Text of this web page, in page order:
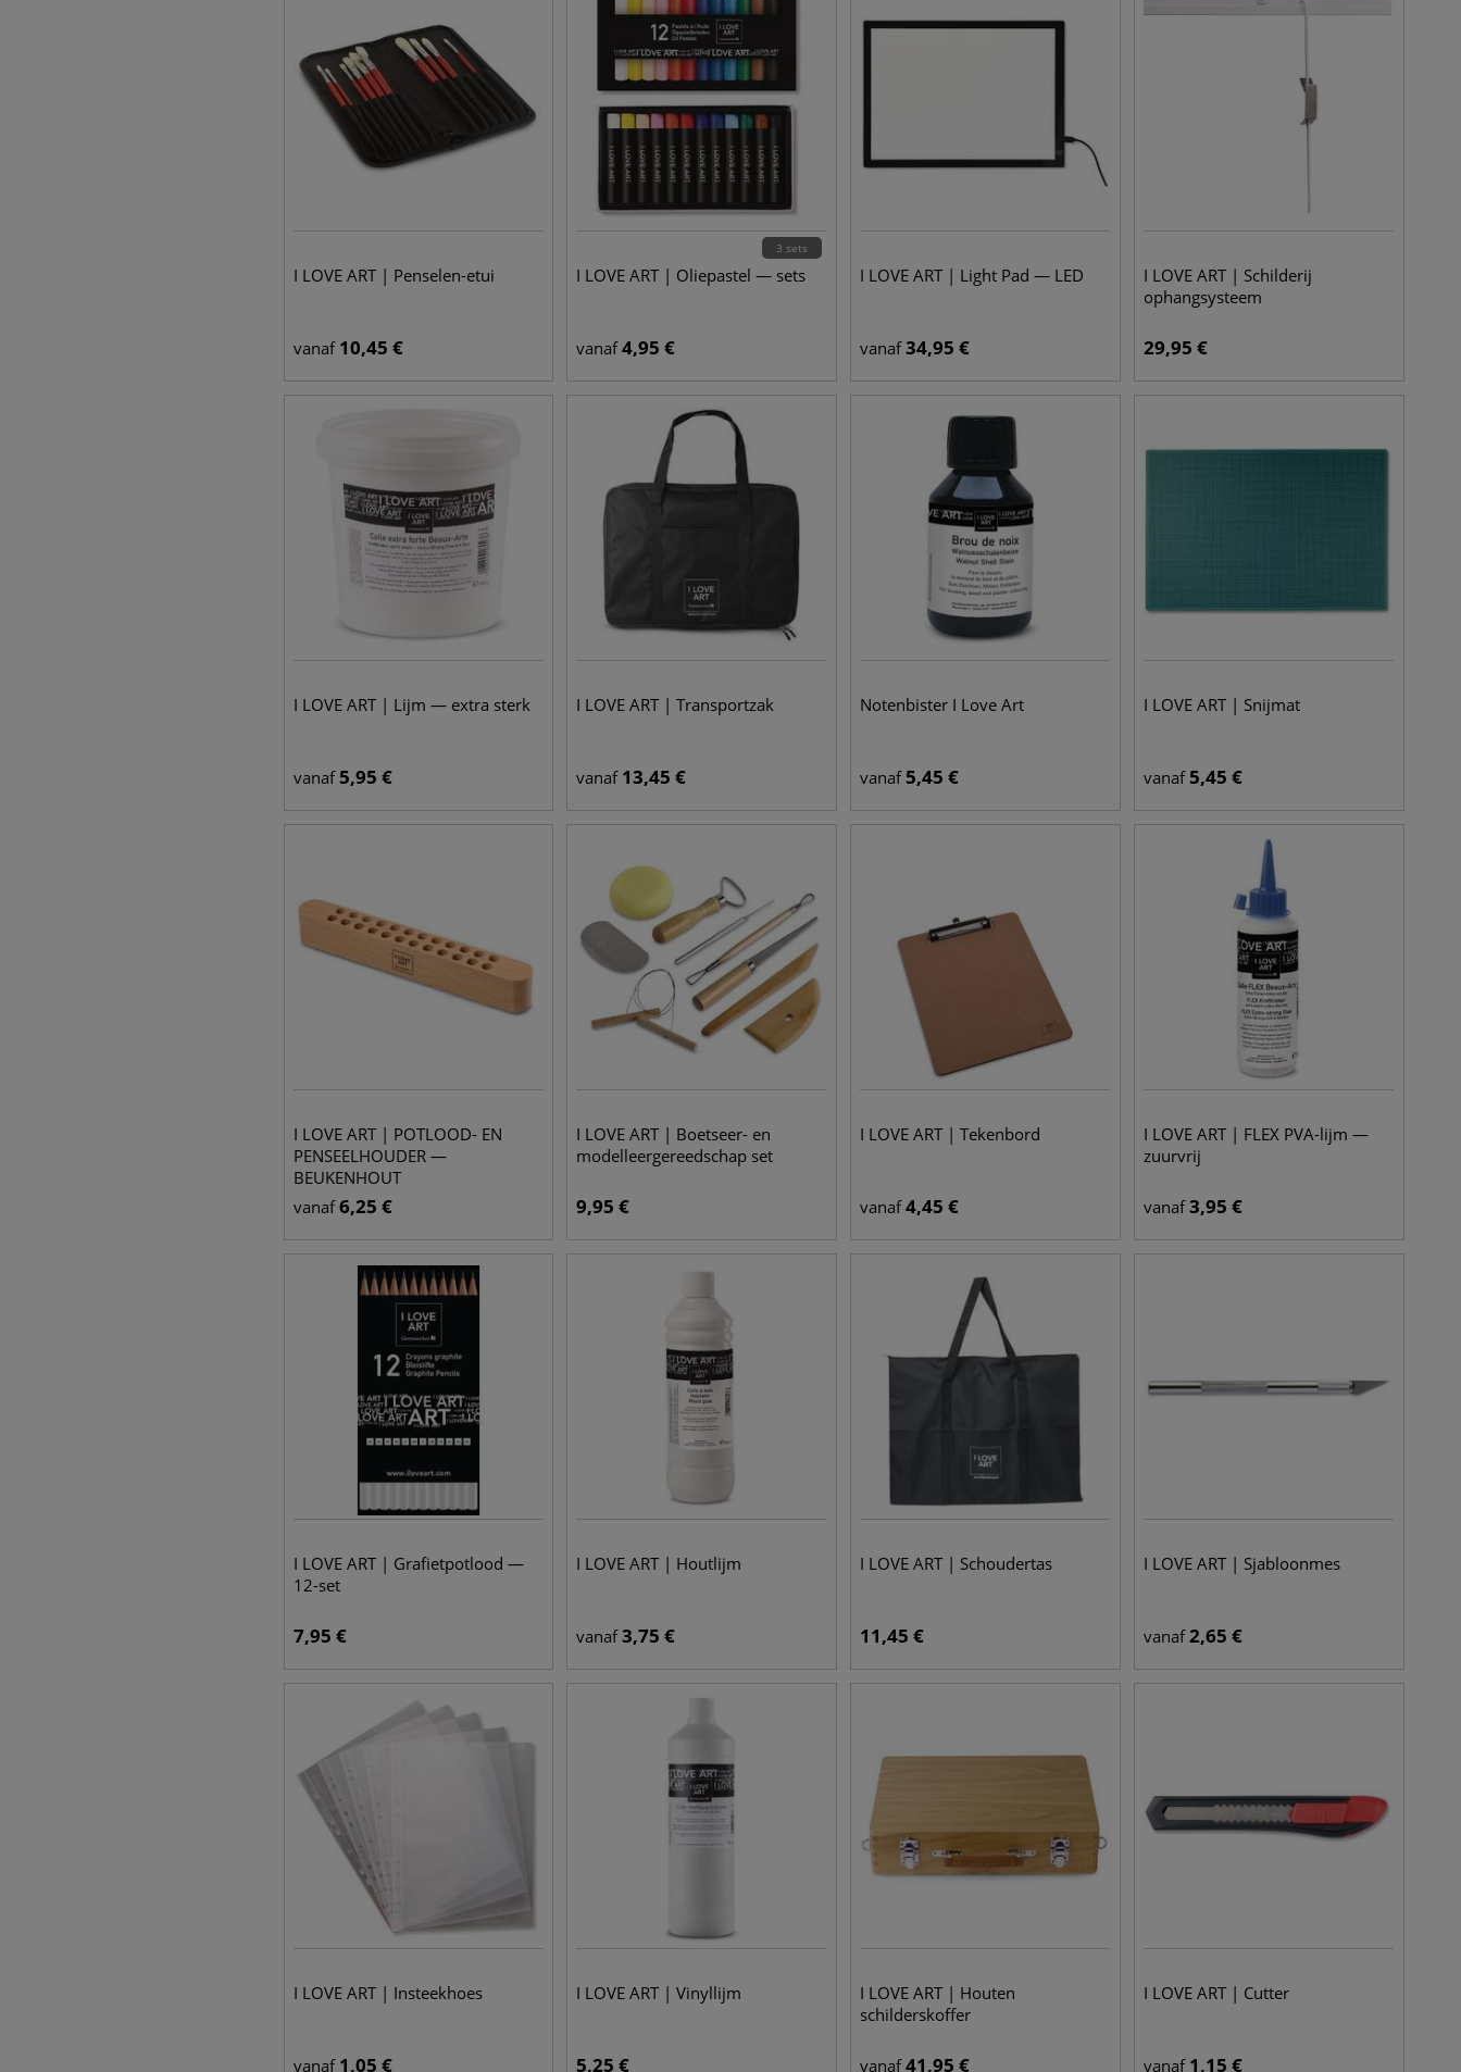
I LOVE ART | Penselen-etui
vanaf 10,45 €
3 sets
I LOVE ART | Oliepastel — sets
vanaf 4,95 €
I LOVE ART | Light Pad — LED
vanaf 34,95 €
I LOVE ART | Schilderij
ophangsysteem
29,95 €
I LOVE ART | Lijm — extra sterk
vanaf 5,95 €
I LOVE ART | Transportzak
vanaf 13,45 €
Notenbister I Love Art
vanaf 5,45 €
I LOVE ART | Snijmat
vanaf 5,45 €
I LOVE ART | POTLOOD- EN
PENSEELHOUDER —
BEUKENHOUT
vanaf 6,25 €
I LOVE ART | Boetseer- en
modelleergereedschap set
9,95 €
I LOVE ART | Tekenbord
vanaf 4,45 €
I LOVE ART | FLEX PVA-lijm —
zuurvrij
vanaf 3,95 €
I LOVE ART | Grafietpotlood —
12-set
7,95 €
I LOVE ART | Houtlijm
vanaf 3,75 €
I LOVE ART | Schoudertas
11,45 €
I LOVE ART | Sjabloonmes
vanaf 2,65 €
I LOVE ART | Insteekhoes
vanaf 1,05 €
I LOVE ART | Vinyllijm
5,25 €
I LOVE ART | Houten
schilderskoffer
vanaf 41,95 €
I LOVE ART | Cutter
vanaf 1,15 €